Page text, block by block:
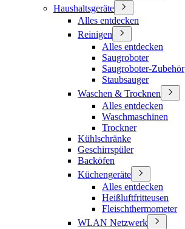
Haushaltsgeräte
Alles entdecken
Reinigen
Alles entdecken
Saugroboter
Saugroboter-Zubehör
Staubsauger
Waschen & Trocknen
Alles entdecken
Waschmaschinen
Trockner
Kühlschränke
Geschirrspüler
Backöfen
Küchengeräte
Alles entdecken
Heißluftfritteusen
Fleischthermometer
WLAN Netzwerk